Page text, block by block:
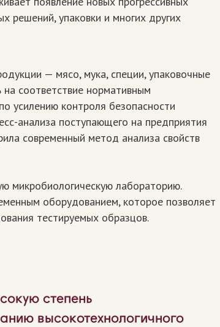
решений, упаковки и многих других
— мясо, мука, специи, упаковочные
соответствие нормативным
усилению контроля безопасности
анализа поступающего на предприятия
современный метод анализа свойств
микробиологическую лабораторию.
оборудованием, которое позволяет
тестируемых образцов.
степень
высокотехнологичного